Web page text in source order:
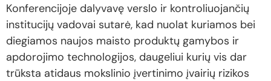
Konferencijoje dalyvavę verslo ir kontroliuojančių
institucijų vadovai sutarė, kad nuolat kuriamos bei
diegiamos naujos maisto produktų gamybos ir
apdorojimo technologijos, daugeliui kurių vis dar
trūksta atidaus mokslinio įvertinimo įvairių rizikos